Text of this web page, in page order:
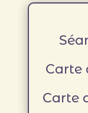
Carte
Carte